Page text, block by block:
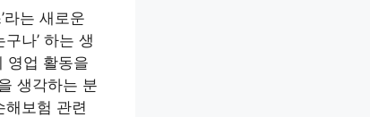
라는 새로운
나’ 하는 생
영업 활동을
생각하는 분
보험 관련